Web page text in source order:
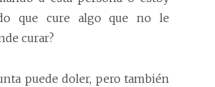
que cure algo que no le
curar?
puede doler, pero también